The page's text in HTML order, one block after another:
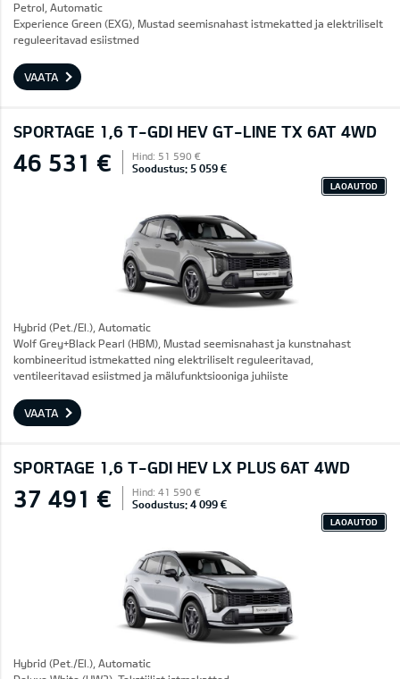
Petrol, Automatic
Experience Green (EXG), Mustad seemisnahast istmekatted ja elektriliselt
reguleeritavad esiistmed
VAATA
SPORTAGE 1,6 T-GDI HEV GT-LINE TX 6AT 4WD
46 531 € Hind: 51 590 €
Soodustus: 5 059 €
LAOAUTOD
Hybrid (Pet./El.), Automatic
Wolf Grey+Black Pearl (HBM), Mustad seemisnahast ja kunstnahast
kombineeritud istmekatted ning elektriliselt reguleeritavad,
ventileeritavad esiistmed ja mälufunktsiooniga juhiiste
VAATA
SPORTAGE 1,6 T-GDI HEV LX PLUS 6AT 4WD
37 491 € Hind: 41 590 €
Soodustus: 4 099 €
LAOAUTOD
Hybrid (Pet./El.), Automatic